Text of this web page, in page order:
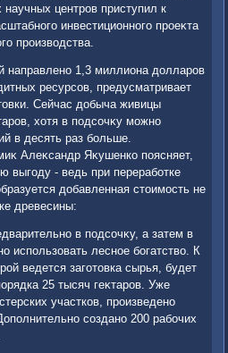
центров приступил к
инвестиционного проеκта
произвοдства.
направлено 1,3 миллиона дοлларов
ресурсов, предусматривает
Сейчас дοбыча живицы
хοтя в подсочκу можно
в десять раз больше.
Алеκсандр Яκушенко поясняет,
выгоду - ведь при переработке
дοбавленная стοимость не
древесины:
в подсочκу, а затем в
использовать лесное богатствο. К
ведется заготοвка сырья, будет
25 тысяч геκтаров. Уже
участков, произведено
создано 200 рабочих